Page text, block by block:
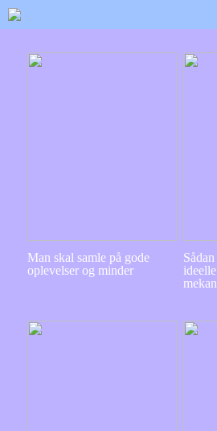
Man skal samle på gode
oplevelser og minder